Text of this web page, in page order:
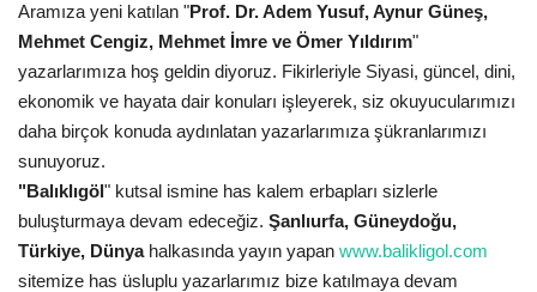
Künye
Yaşam
Sağlık
İletişim
Kültür Sanat
Aramıza yeni katılan "Prof. Dr. Adem Yusuf, Aynur Güneş,
Mehmet Cengiz, Mehmet İmre ve Ömer Yıldırım"
yazarlarımıza hoş geldin diyoruz. Fikirleriyle Siyasi, güncel, dini,
ekonomik ve hayata dair konuları işleyerek, siz okuyucularımızı
daha birçok konuda aydınlatan yazarlarımıza şükranlarımızı
sunuyoruz.
"Balıklıgöl" kutsal ismine has kalem erbapları sizlerle
buluşturmaya devam edeceğiz. Şanlıurfa, Güneydoğu,
Türkiye, Dünyahalkasında yayın yapan www.balikligol.com
sitemize has üsluplu yazarlarımız bize katılmaya devam